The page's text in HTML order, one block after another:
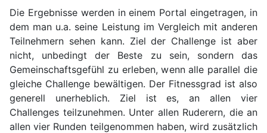
Die Ergebnisse werden in einem Portal eingetragen, in
dem man u.a. seine Leistung im Vergleich mit anderen
Teilnehmern sehen kann. Ziel der Challenge ist aber
nicht, unbedingt der Beste zu sein, sondern das
Gemeinschaftsgefühl zu erleben, wenn alle parallel die
gleiche Challenge bewältigen. Der Fitnessgrad ist also
generell unerheblich. Ziel ist es, an allen vier
Challenges teilzunehmen. Unter allen Ruderern, die an
allen vier Runden teilgenommen haben, wird zusätzlich